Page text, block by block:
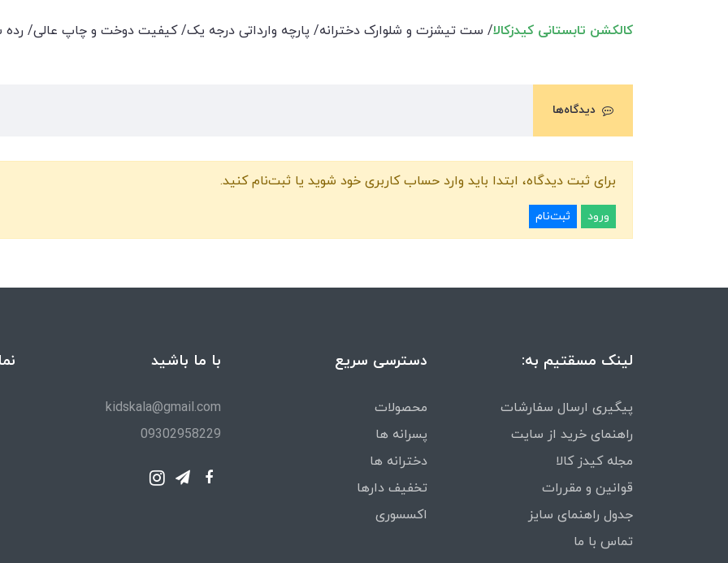
کالکشن تابستانی کیدزکالا/ ست تیشزت و شلوارک دخترانه/ پارچه وارداتی درجه یک/ کیفیت دوخت و چاپ عالی/ رده سنی
دیدگاه‌ها
برای ثبت دیدگاه، ابتدا باید وارد حساب کاربری خود شوید یا ثبت‌نام کنید.
ورود ثبت‌نام
لینک مسقتیم به:
پیگیری ارسال سفارشات
راهنمای خرید از سایت
مجله کیدز کالا
قوانین و مقررات
جدول راهنمای سایز
تماس با ما
دسترسی سریع
محصولات
پسرانه ها
دخترانه ها
تخفیف دارها
اکسسوری
با ما باشید
kidskala@gmail.com
09302958229